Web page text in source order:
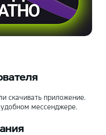
скачивать приложение.
мессенджере.